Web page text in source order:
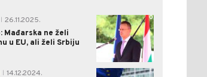
26.11.2025.
Mađarska ne želi
u EU, ali želi Srbiju
0
14.12.2024. 1